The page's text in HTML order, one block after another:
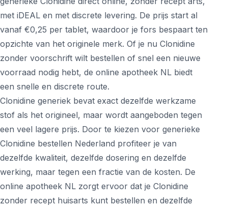
met iDEAL en met discrete levering. De prijs start al
vanaf €0,25 per tablet, waardoor je fors bespaart ten
opzichte van het originele merk. Of je nu Clonidine
zonder voorschrift wilt bestellen of snel een nieuwe
voorraad nodig hebt, de online apotheek NL biedt
een snelle en discrete route.
Clonidine generiek bevat exact dezelfde werkzame
stof als het origineel, maar wordt aangeboden tegen
een veel lagere prijs. Door te kiezen voor generieke
Clonidine bestellen Nederland profiteer je van
dezelfde kwaliteit, dezelfde dosering en dezelfde
werking, maar tegen een fractie van de kosten. De
online apotheek NL zorgt ervoor dat je Clonidine
zonder recept huisarts kunt bestellen en dezelfde